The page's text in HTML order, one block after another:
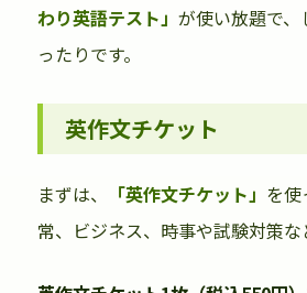
わり英語テスト」 が使い放題で
ったりです。
英作文チケット
まずは、 「英作文チケット」 を
常、ビジネス、時事や試験対策